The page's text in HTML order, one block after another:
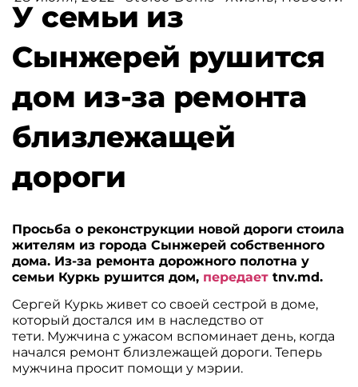
У семьи из
Сынжерей рушится
дом из-за ремонта
близлежащей
дороги
Просьба о реконструкции новой дороги стоила
жителям из города Сынжерей собственного
дома. Из-за ремонта дорожного полотна у
семьи Куркь рушится дом, передает tnv.md.
Сергей Куркь живет со своей сестрой в доме,
который достался им в наследство от
тети. Мужчина с ужасом вспоминает день, когда
начался ремонт близлежащей дороги. Теперь
мужчина просит помощи у мэрии.